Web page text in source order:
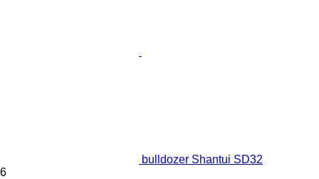
bulldozer Shantui SD32
6